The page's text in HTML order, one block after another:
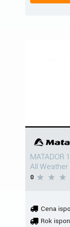
MATADOR
All Weather
0
Cena
Rok